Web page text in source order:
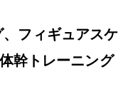
フィギュアスケ
幹トレーニング